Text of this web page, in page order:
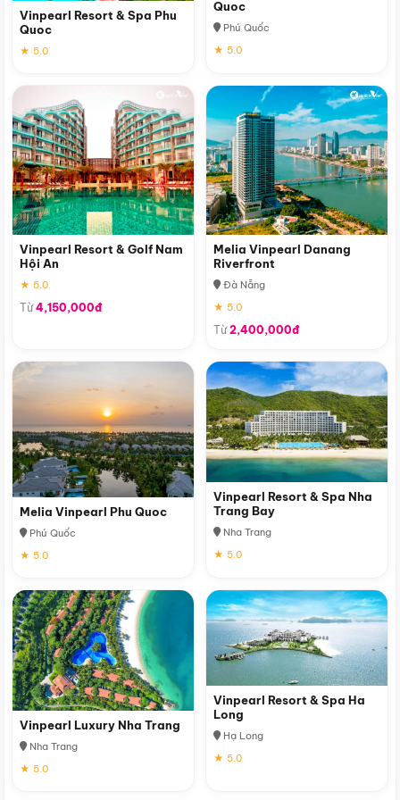
Vinpearl Resort & Spa Phu
Quoc
★ 5.0
Quoc
Phú Quốc
★ 5.0
Vinpearl Resort & Golf Nam
Hội An
★ 5.0
Từ4,150,000đ
Melia Vinpearl Danang
Riverfront
Đà Nẵng
★ 5.0
Từ2,400,000đ
Melia Vinpearl Phu Quoc
Phú Quốc
★ 5.0
Vinpearl Resort & Spa Nha
Trang Bay
Nha Trang
★ 5.0
Vinpearl Luxury Nha Trang
Nha Trang
★ 5.0
Vinpearl Resort & Spa Ha
Long
Hạ Long
★ 5.0